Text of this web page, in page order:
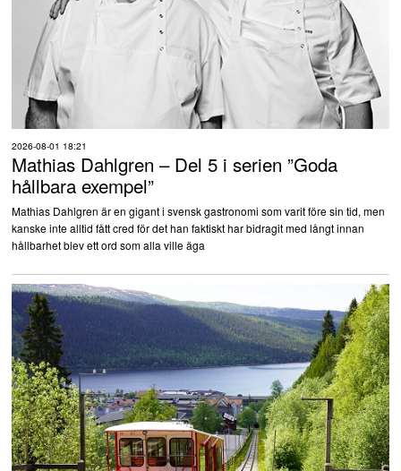
2026-08-01 18:21
Mathias Dahlgren – Del 5 i serien ”Goda
hållbara exempel”
Mathias Dahlgren är en gigant i svensk gastronomi som varit före sin tid, men
kanske inte alltid fått cred för det han faktiskt har bidragit med långt innan
hållbarhet blev ett ord som alla ville äga